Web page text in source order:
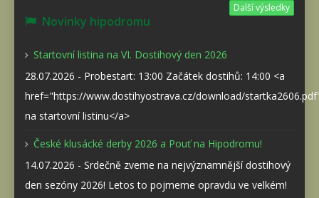
Další výsledky
Novinky hipodromu
Startovní listina na VI. Dostihový den 2026
28.07.2026 - Probestart: 13:00 Začátek dostihů: 14:00 <a
href="https://www.dostihyostrava.cz/download/
na startovní listinu</a>
České klusácké derby 2026 a Pouť na Hipodromu!
14.07.2026 - Srdečně zveme na nejvýznamnější dostihový
den sezóny 2026! Letos to pojmeme opravdu ve velkém!